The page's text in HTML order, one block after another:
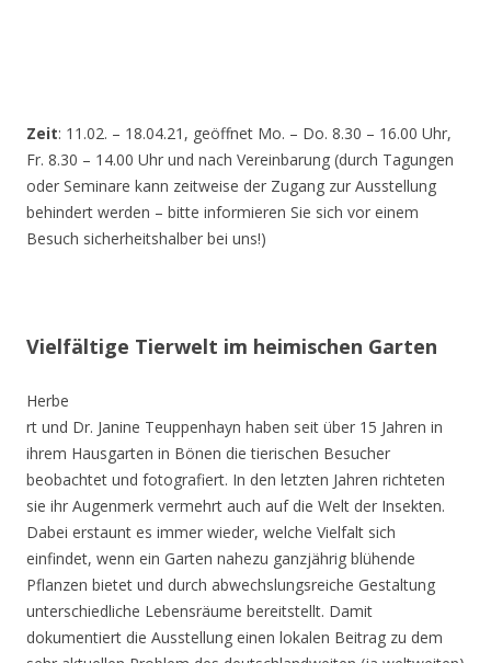
Zeit: 11.02. – 18.04.21, geöffnet Mo. – Do. 8.30 – 16.00 Uhr,
Fr. 8.30 – 14.00 Uhr und nach Vereinbarung (durch Tagungen
oder Seminare kann zeitweise der Zugang zur Ausstellung
behindert werden – bitte informieren Sie sich vor einem
Besuch sicherheitshalber bei uns!)
Vielfältige Tierwelt im heimischen Garten
Herbe
rt und Dr. Janine Teuppenhayn haben seit über 15 Jahren in
ihrem Hausgarten in Bönen die tierischen Besucher
beobachtet und fotografiert. In den letzten Jahren richteten
sie ihr Augenmerk vermehrt auch auf die Welt der Insekten.
Dabei erstaunt es immer wieder, welche Vielfalt sich
einfindet, wenn ein Garten nahezu ganzjährig blühende
Pflanzen bietet und durch abwechslungsreiche Gestaltung
unterschiedliche Lebensräume bereitstellt. Damit
dokumentiert die Ausstellung einen lokalen Beitrag zu dem